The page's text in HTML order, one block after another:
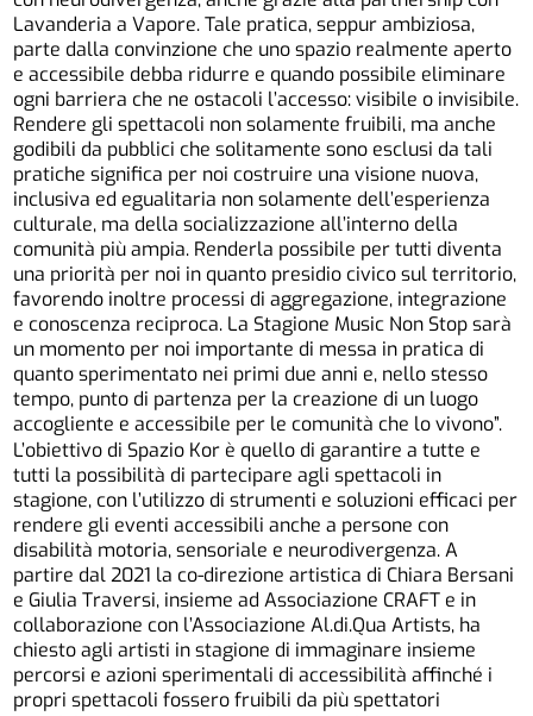
Lavanderia a Vapore. Tale pratica, seppur ambiziosa,
parte dalla convinzione che uno spazio realmente aperto
e accessibile debba ridurre e quando possibile eliminare
ogni barriera che ne ostacoli l’accesso: visibile o invisibile.
Rendere gli spettacoli non solamente fruibili, ma anche
godibili da pubblici che solitamente sono esclusi da tali
pratiche significa per noi costruire una visione nuova,
inclusiva ed egualitaria non solamente dell’esperienza
culturale, ma della socializzazione all’interno della
comunità più ampia. Renderla possibile per tutti diventa
una priorità per noi in quanto presidio civico sul territorio,
favorendo inoltre processi di aggregazione, integrazione
e conoscenza reciproca. La Stagione Music Non Stop sarà
un momento per noi importante di messa in pratica di
quanto sperimentato nei primi due anni e, nello stesso
tempo, punto di partenza per la creazione di un luogo
accogliente e accessibile per le comunità che lo vivono”.
L’obiettivo di Spazio Kor è quello di garantire a tutte e
tutti la possibilità di partecipare agli spettacoli in
stagione, con l’utilizzo di strumenti e soluzioni efficaci per
rendere gli eventi accessibili anche a persone con
disabilità motoria, sensoriale e neurodivergenza. A
partire dal 2021 la co-direzione artistica di Chiara Bersani
e Giulia Traversi, insieme ad Associazione CRAFT e in
collaborazione con l’Associazione Al.di.Qua Artists, ha
chiesto agli artisti in stagione di immaginare insieme
percorsi e azioni sperimentali di accessibilità affinché i
propri spettacoli fossero fruibili da più spettatori